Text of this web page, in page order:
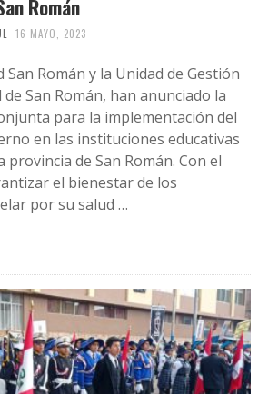
Román
16 MAYO, 2023
San Román y la Unidad de Gestión
de San Román, han anunciado la
para la implementación del
en las instituciones educativas
provincia de San Román. Con el
el bienestar de los
por su salud …